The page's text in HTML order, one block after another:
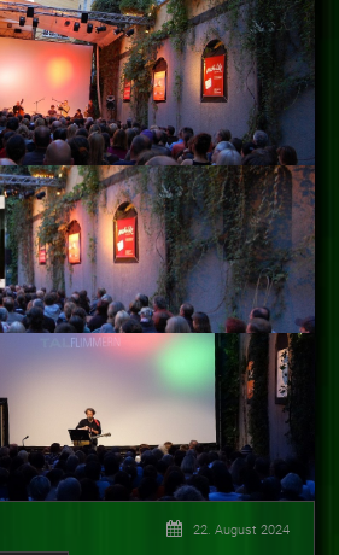
22. August 2024